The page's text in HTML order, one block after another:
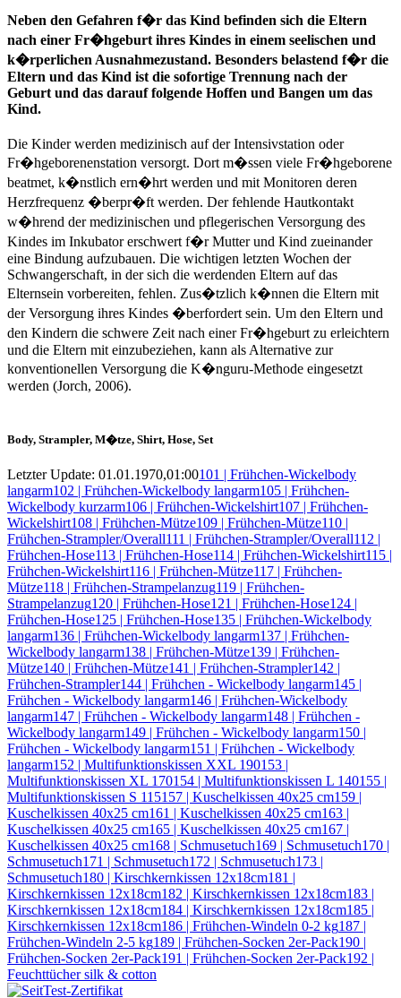
Neben den Gefahren f�r das Kind befinden sich die Eltern
nach einer Fr�hgeburt ihres Kindes in einem seelischen und
k�rperlichen Ausnahmezustand. Besonders belastend f�r die
Eltern und das Kind ist die sofortige Trennung nach der
Geburt und das darauf folgende Hoffen und Bangen um das
Kind.
Die Kinder werden medizinisch auf der Intensivstation oder
Fr�hgeborenenstation versorgt. Dort m�ssen viele Fr�hgeborene
beatmet, k�nstlich ern�hrt werden und mit Monitoren deren
Herzfrequenz �berpr�ft werden. Der fehlende Hautkontakt
w�hrend der medizinischen und pflegerischen Versorgung des
Kindes im Inkubator erschwert f�r Mutter und Kind zueinander
eine Bindung aufzubauen. Die wichtigen letzten Wochen der
Schwangerschaft, in der sich die werdenden Eltern auf das
Elternsein vorbereiten, fehlen. Zus�tzlich k�nnen die Eltern mit
der Versorgung ihres Kindes �berfordert sein. Um den Eltern und
den Kindern die schwere Zeit nach einer Fr�hgeburt zu erleichtern
und die Eltern mit einzubeziehen, kann als Alternative zur
konventionellen Versorgung die K�nguru-Methode eingesetzt
werden (Jorch, 2006).
Body, Strampler, M�tze, Shirt, Hose, Set
Letzter Update: 01.01.1970,01:00101 | Frühchen-Wickelbody
langarm102 | Frühchen-Wickelbody langarm105 | Frühchen-
Wickelbody kurzarm106 | Frühchen-Wickelshirt107 | Frühchen-
Wickelshirt108 | Frühchen-Mütze109 | Frühchen-Mütze110 |
Frühchen-Strampler/Overall111 | Frühchen-Strampler/Overall112 |
Frühchen-Hose113 | Frühchen-Hose114 | Frühchen-Wickelshirt115 |
Frühchen-Wickelshirt116 | Frühchen-Mütze117 | Frühchen-
Mütze118 | Frühchen-Strampelanzug119 | Frühchen-
Strampelanzug120 | Frühchen-Hose121 | Frühchen-Hose124 |
Frühchen-Hose125 | Frühchen-Hose135 | Frühchen-Wickelbody
langarm136 | Frühchen-Wickelbody langarm137 | Frühchen-
Wickelbody langarm138 | Frühchen-Mütze139 | Frühchen-
Mütze140 | Frühchen-Mütze141 | Frühchen-Strampler142 |
Frühchen-Strampler144 | Frühchen - Wickelbody langarm145 |
Frühchen - Wickelbody langarm146 | Frühchen-Wickelbody
langarm147 | Frühchen - Wickelbody langarm148 | Frühchen -
Wickelbody langarm149 | Frühchen - Wickelbody langarm150 |
Frühchen - Wickelbody langarm151 | Frühchen - Wickelbody
langarm152 | Multifunktionskissen XXL 190153 |
Multifunktionskissen XL 170154 | Multifunktionskissen L 140155 |
Multifunktionskissen S 115157 | Kuschelkissen 40x25 cm159 |
Kuschelkissen 40x25 cm161 | Kuschelkissen 40x25 cm163 |
Kuschelkissen 40x25 cm165 | Kuschelkissen 40x25 cm167 |
Kuschelkissen 40x25 cm168 | Schmusetuch169 | Schmusetuch170 |
Schmusetuch171 | Schmusetuch172 | Schmusetuch173 |
Schmusetuch180 | Kirschkernkissen 12x18cm181 |
Kirschkernkissen 12x18cm182 | Kirschkernkissen 12x18cm183 |
Kirschkernkissen 12x18cm184 | Kirschkernkissen 12x18cm185 |
Kirschkernkissen 12x18cm186 | Frühchen-Windeln 0-2 kg187 |
Frühchen-Windeln 2-5 kg189 | Frühchen-Socken 2er-Pack190 |
Frühchen-Socken 2er-Pack191 | Frühchen-Socken 2er-Pack192 |
Feuchttücher silk & cotton